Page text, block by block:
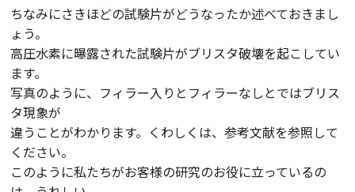
ちなみにさきほどの試験片がどうなったか述べておきまし
ょう。
高圧水素に曝露された試験片がブリスタ破壊を起こしてい
ます。
写真のように、フィラー入りとフィラーなしとではブリス
タ現象が
違うことがわかります。くわしくは、参考文献を参照して
ください。
このように私たちがお客様の研究のお役に立っているの